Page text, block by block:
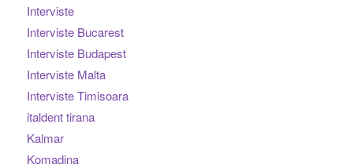
Interviste
Interviste Bucarest
Interviste Budapest
Interviste Malta
Interviste Timisoara
italdent tirana
Kalmar
Komadina